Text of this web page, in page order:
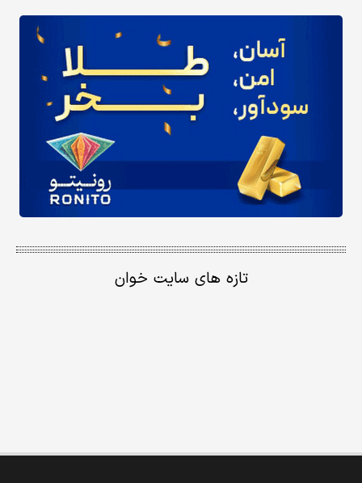
تازه های سایت خوان